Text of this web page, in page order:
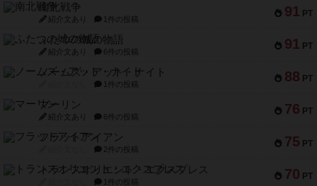
91 PT
南北戦争
紹介文あり 1件の投稿
91 PT
ふたつの城の物語
紹介文あり 6件の投稿
88 PT
ノームズ・アット・ナイト
1件の投稿
76 PT
マーリン
紹介文あり 6件の投稿
75 PT
フラットアイアン
2件の投稿
70 PT
トランスオリエント・エクスプレス
1件の投稿